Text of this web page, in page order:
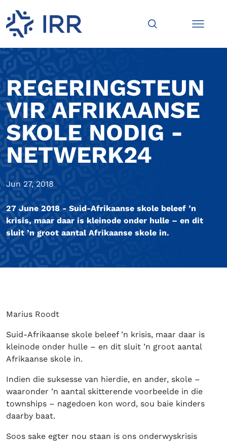
REGERINGSTEUN
VIR AFRIKAANSE
SKOLE NODIG -
NETWERK24
Jun 27, 2018
27 June 2018 - Suid-Afrikaanse skole beleef ’n
krisis, maar daar is kleinode onder hulle – en dit
sluit ’n groot aantal Afrikaanse skole in.
Marius Roodt
Suid-Afrikaanse skole beleef ’n krisis, maar daar is
kleinode onder hulle – en dit sluit ’n groot aantal
Afrikaanse skole in.
Indien die suksesse van hierdie, en ander, skole –
waaronder ’n aantal skitterende voorbeelde in die
townships – nagedoen kon word, sou baie kinders
daarby baat.
Soos sake egter nou staan is ons onderwyskrisis